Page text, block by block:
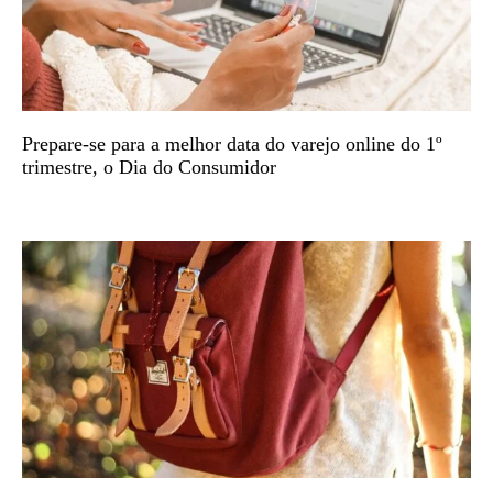
Prepare-se para a melhor data do varejo online do 1º
trimestre, o Dia do Consumidor